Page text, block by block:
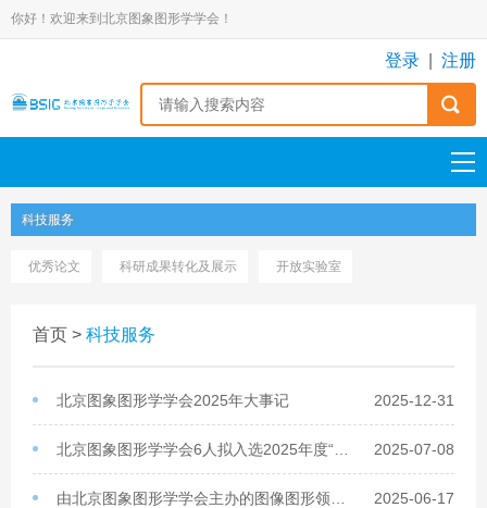
你好！欢迎来到北京图象图形学学会！
登录 注册
科技服务
优秀论文 科研成果转化及展示 开放实验室
首页 > 科技服务
北京图象图形学学会2025年大事记 2025-12-31
2025-07-08
2025-06-17